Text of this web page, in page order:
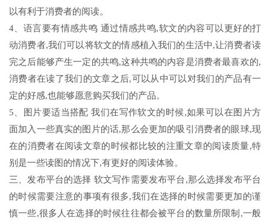
以有利于消费者的阅读。
4、语言要有情感共鸣 通过情感共鸣,软文的内容可以更好的打
动消费者,我们可以将软文的情感植入我们的生活中,让消费者读
完之后能够产生一定的共鸣,这种共鸣的内容是消费者最喜欢的,
消费者在读了我们的文章之后,可以从中可以对我们的产品有一
定的好感,也能够愿意购买我们的产品。
5、图片要适当搭配 我们在写作软文的时候,如果可以在图片方
面加入一些真实的图片的话,那么会更加的吸引消费者的眼球,现
在的消费者在阅读文章的时候都比较的注重文章的阅读质量,特
别是一些读图的情况下,有更好的阅读体验。
三、发布平台的选择 软文写作需要发布平台,那么选择发布平台
的时候需要注意的事项有很多,我们在选择的时候需要更加的谨
慎一些,很多人在选择的时候往往都会被平台的数量所限制,一般